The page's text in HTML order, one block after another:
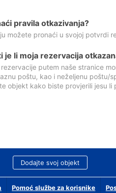
pravila otkazivanja?
možete pronaći u svojoj potvrdi
je li moja rezervacija
putem naše stranice
poštu, kao i neželjenu
objekt kako biste provjerili jesu li
Dodajte svoj objekt
Pomoć službe za korisnike